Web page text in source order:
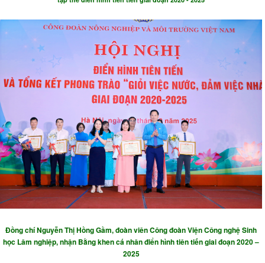
Đồng chíNguyễn Thị Hồng Gầm, đoàn viên Công đoàn Viện Công nghệ Sinh
học Lâm nghiệp, nhận Bằng khen cá nhân điển hình tiên tiến giai đoạn 2020 –
2025